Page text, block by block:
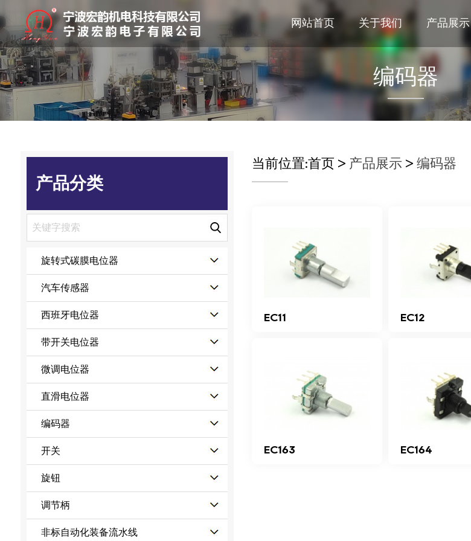
网站首页 关于我们 产品展示
编码器
产品分类
旋转式碳膜电位器
汽车传感器
西班牙电位器
带开关电位器
微调电位器
直滑电位器
编码器
开关
旋钮
调节柄
非标自动化装备流水线
当前位置:首页 > 产品展示 > 编码器
EC11 EC12
EC163 EC164